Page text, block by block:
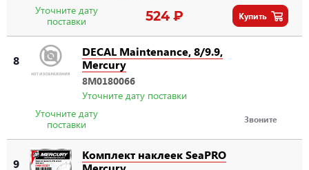
Уточните дату
поставки
524 ₽ Купить
8
DECAL Maintenance, 8/9.9,
Mercury
8M0180066
Уточните дату поставки
Уточните дату
поставки
Звоните
9
Комплект наклеек SeaPRO